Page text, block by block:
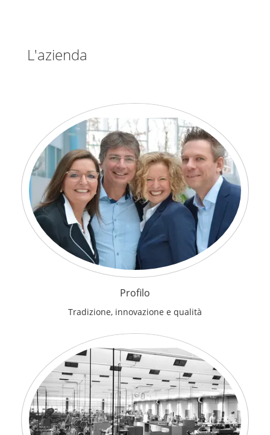
L'azienda
Profilo
Tradizione, innovazione e qualità